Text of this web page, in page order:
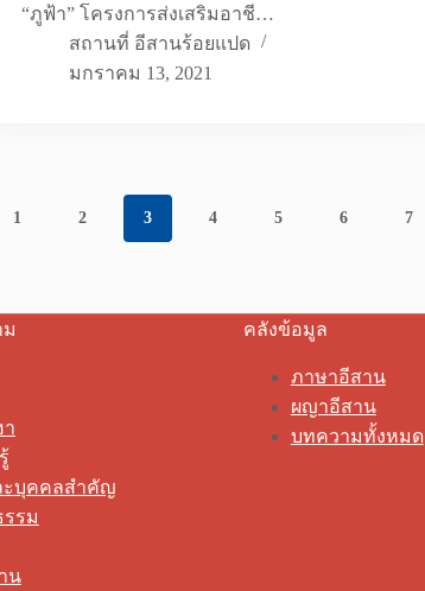
“ภูฟ้า” โครงการส่งเสริมอาชี…
สถานที่ อีสานร้อยแปด
มกราคม 13, 2021
1 2 3 4 5 6 7
า
บุคคลสำคัญ
รม
น
คลังข้อมูล
ภาษาอีสาน
ผญาอีสาน
บทความทั้งหมด